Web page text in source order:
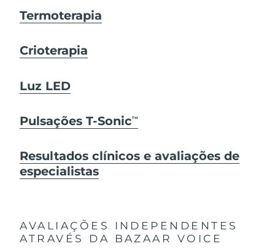
Termoterapia
Crioterapia
Luz LED
Pulsações T-SonicTM
Resultados clínicos e avaliações de
especialistas
AVALIAÇÕES INDEPENDENTES
ATRAVÉS DA BAZAAR VOICE